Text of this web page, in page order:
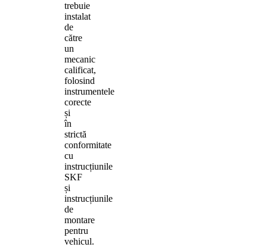
trebuie
instalat
de
către
un
mecanic
calificat,
folosind
instrumentele
corecte
și
în
strictă
conformitate
cu
instrucțiunile
SKF
și
instrucțiunile
de
montare
pentru
vehicul.